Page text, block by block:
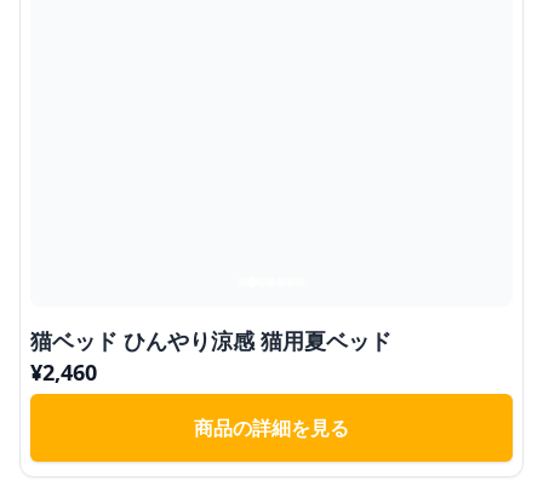
猫ベッド ひんやり涼感 猫用夏ベッド
¥2,460
商品の詳細を見る